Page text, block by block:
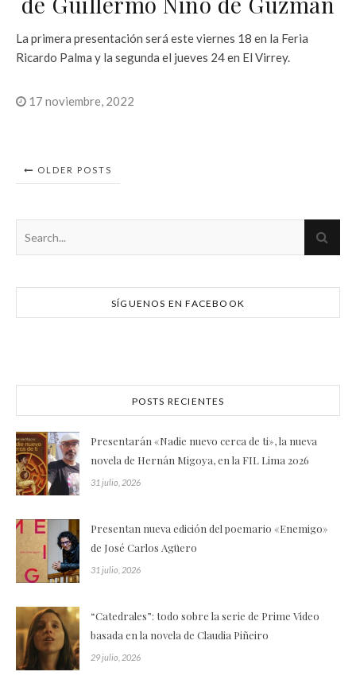
La primera presentación será este viernes 18 en la Feria
Ricardo Palma y la segunda el jueves 24 en El Virrey.
17 noviembre, 2022
OLDER POSTS
SÍGUENOS EN FACEBOOK
POSTS RECIENTES
Presentarán «Nadie nuevo cerca de ti», la nueva
novela de Hernán Migoya, en la FIL Lima 2026
31 julio, 2026
Presentan nueva edición del poemario «Enemigo»
de José Carlos Agüero
31 julio, 2026
“Catedrales”: todo sobre la serie de Prime Video
basada en la novela de Claudia Piñeiro
29 julio, 2026